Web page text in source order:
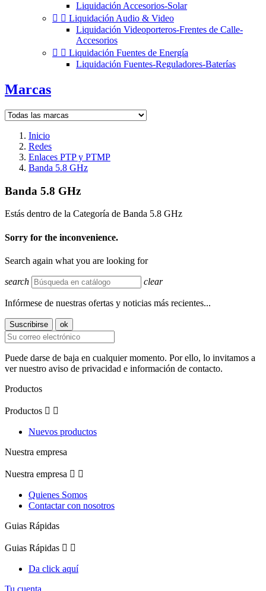
Liquidación Accesorios-Solar
  Liquidación Audio & Video
Liquidación Videoporteros-Frentes de Calle-
Accesorios
  Liquidación Fuentes de Energía
Liquidación Fuentes-Reguladores-Baterías
Marcas
Inicio
Redes
Enlaces PTP y PTMP
Banda 5.8 GHz
Banda 5.8 GHz
Estás dentro de la Categoría de Banda 5.8 GHz
Sorry for the inconvenience.
Search again what you are looking for
search clear
Infórmese de nuestras ofertas y noticias más recientes...
Puede darse de baja en cualquier momento. Por ello, lo invitamos a
ver nuestro aviso de privacidad e información de contacto.
Productos
Productos  
Nuevos productos
Nuestra empresa
Nuestra empresa  
Quienes Somos
Contactar con nosotros
Guias Rápidas
Guias Rápidas  
Da click aquí
Tu cuenta